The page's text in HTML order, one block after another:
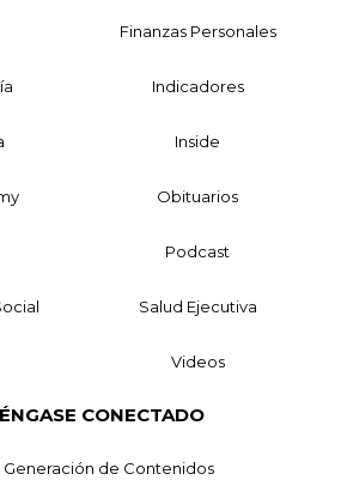
Finanzas Personales
Indicadores
Inside
Obituarios
Podcast
Salud Ejecutiva
Videos
CONECTADO
Generación de Contenidos